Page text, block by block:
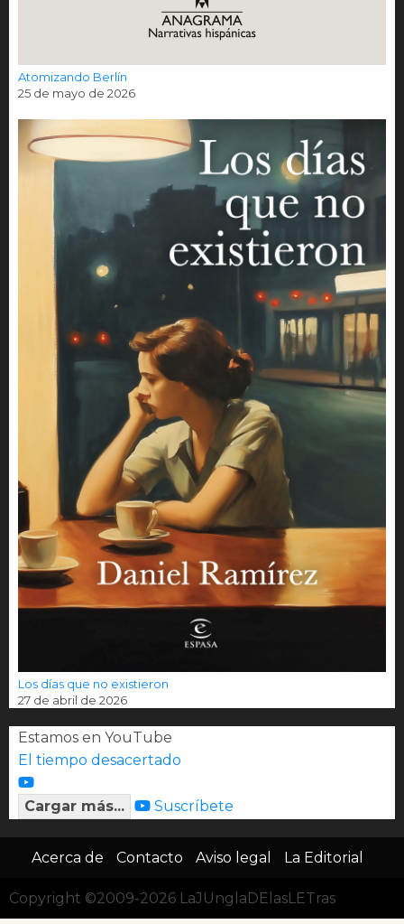
Atomizando Berlín
25 de mayo de 2026
Los días que no existieron
27 de abril de 2026
Estamos en YouTube
El tiempo desacertado
Cargar más... Suscríbete
Acerca de Contacto Aviso legal La Editorial
Copyright ©2009-2026 LaJUnglaDElasLETras